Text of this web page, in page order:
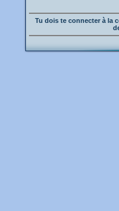
Tu dois te connecter à la